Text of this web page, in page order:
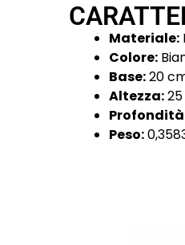
Materiale:
Colore:
Base:20
Altezza:
Peso: